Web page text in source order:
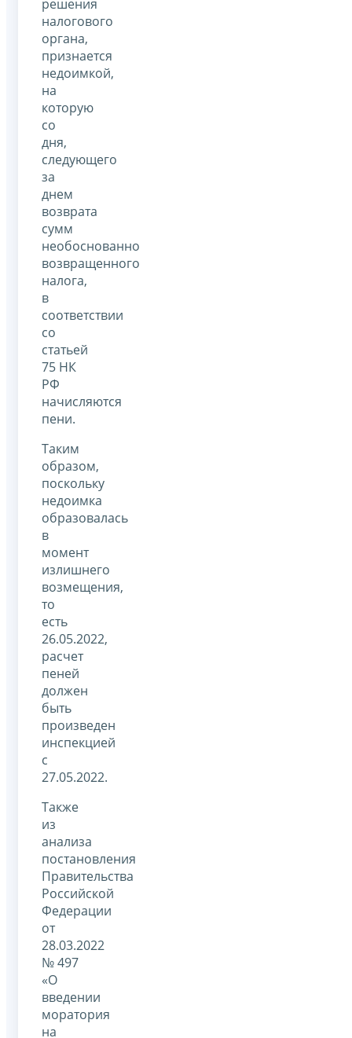
решения
налогового
органа,
признается
недоимкой,
на
которую
со
дня,
следующего
за
днем
возврата
сумм
необоснованно
возвращенного
налога,
в
соответствии
со
статьей
75 НК
РФ
начисляются
пени.
Таким
образом,
поскольку
недоимка
образовалась
в
момент
излишнего
возмещения,
то
есть
26.05.2022,
расчет
пеней
должен
быть
произведен
инспекцией
с
27.05.2022.
Также
из
анализа
постановления
Правительства
Российской
Федерации
от
28.03.2022
№ 497
«О
введении
моратория
на